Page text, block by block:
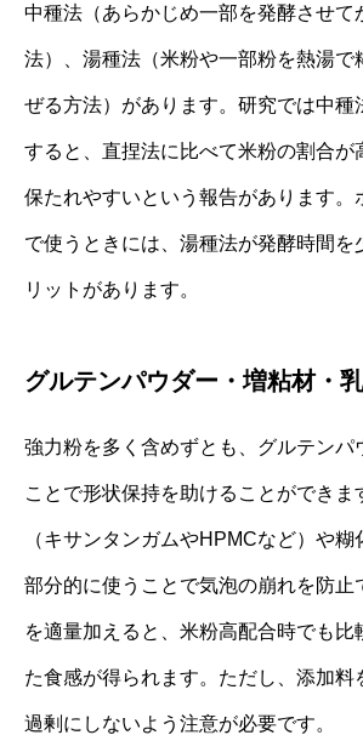
中種法（あらかじめ一部を発酵させて
法）、湯種法（米粉や一部粉を熱湯で
ぜる方法）があります。研究では中種
すると、直捏法に比べて米粉の割合が
保たれやすいという報告があります。
で使うときには、湯種法が発酵時間を
リットがあります。
グルテンパウダー・増粘材・
強力粉を多く含めずとも、グルテンパ
ことで形状保持を助けることができま
（キサンタンガムやHPMCなど）や
部分的に使うことで気泡の崩れを防止
を適量加えると、米粉高配合時でも比
た食感が得られます。ただし、添加料
過剰にしないよう注意が必要です。